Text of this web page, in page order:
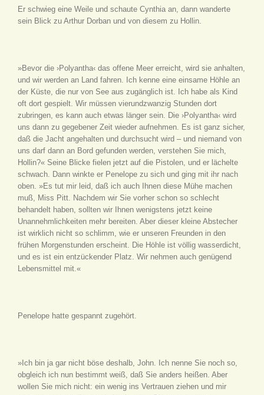
Er schwieg eine Weile und schaute Cynthia an, dann wanderte
sein Blick zu Arthur Dorban und von diesem zu Hollin.
»Bevor die ›Polyantha‹ das offene Meer erreicht, wird sie anhalten,
und wir werden an Land fahren. Ich kenne eine einsame Höhle an
der Küste, die nur von See aus zugänglich ist. Ich habe als Kind
oft dort gespielt. Wir müssen vierundzwanzig Stunden dort
zubringen, es kann auch etwas länger sein. Die ›Polyantha‹ wird
uns dann zu gegebener Zeit wieder aufnehmen. Es ist ganz sicher,
daß die Jacht angehalten und durchsucht wird – und niemand von
uns darf dann an Bord gefunden werden, verstehen Sie mich,
Hollin?« Seine Blicke fielen jetzt auf die Pistolen, und er lächelte
schwach. Dann winkte er Penelope zu sich und ging mit ihr nach
oben. »Es tut mir leid, daß ich auch Ihnen diese Mühe machen
muß, Miss Pitt. Nachdem wir Sie vorher schon so schlecht
behandelt haben, sollten wir Ihnen wenigstens jetzt keine
Unannehmlichkeiten mehr bereiten. Aber dieser kleine Abstecher
ist wirklich nicht so schlimm, wie er unseren Freunden in den
frühen Morgenstunden erscheint. Die Höhle ist völlig wasserdicht,
und es ist ein entzückender Platz. Wir nehmen auch genügend
Lebensmittel mit.«
Penelope hatte gespannt zugehört.
»Ich bin ja gar nicht böse deshalb, John. Ich nenne Sie noch so,
obgleich ich nun bestimmt weiß, daß Sie anders heißen. Aber
wollen Sie mich nicht: ein wenig ins Vertrauen ziehen und mir